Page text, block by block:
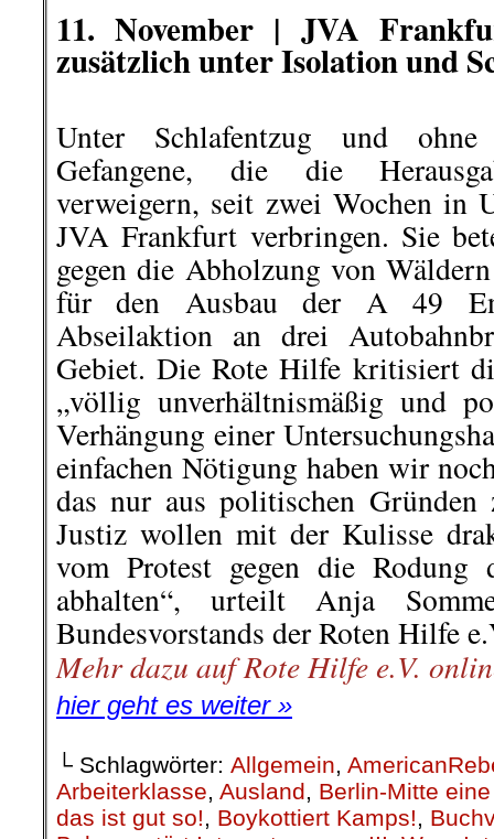
11. November | JVA
zusätzlich unter Isolation und
Unter Schlafentzug und
Gefangene, die die
verweigern, seit zwei Wochen in
JVA Frankfurt verbringen. Sie
gegen die Abholzung von
für den Ausbau der A 49
Abseilaktion an drei
Gebiet. Die Rote Hilfe kritisiert
„völlig unverhältnismäßig und
Verhängung einer
einfachen Nötigung haben wir
das nur aus politischen
Justiz wollen mit der Kulisse
vom Protest gegen die Rodung
abhalten“, urteilt Anja
Bundesvorstands der Roten Hilfe
Mehr dazu auf Rote Hilfe e.V.
hier geht es weiter »
└ Schlagwörter: Allgemein,
Arbeiterklasse, Ausland, Berlin-Mitte
das ist gut so!, Boykottiert Kamps!,